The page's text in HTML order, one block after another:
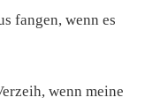
fangen, wenn es
wenn meine